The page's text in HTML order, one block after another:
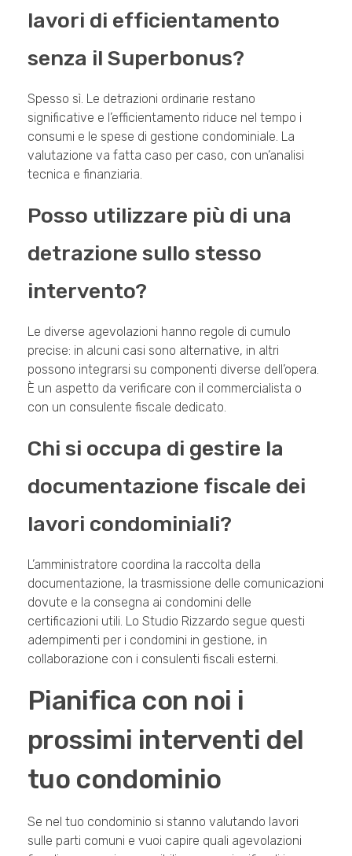
lavori di efficientamento
senza il Superbonus?
Spesso sì. Le detrazioni ordinarie restano
significative e l’efficientamento riduce nel tempo i
consumi e le spese di gestione condominiale. La
valutazione va fatta caso per caso, con un’analisi
tecnica e finanziaria.
Posso utilizzare più di una
detrazione sullo stesso
intervento?
Le diverse agevolazioni hanno regole di cumulo
precise: in alcuni casi sono alternative, in altri
possono integrarsi su componenti diverse dell’opera.
È un aspetto da verificare con il commercialista o
con un consulente fiscale dedicato.
Chi si occupa di gestire la
documentazione fiscale dei
lavori condominiali?
L’amministratore coordina la raccolta della
documentazione, la trasmissione delle comunicazioni
dovute e la consegna ai condomini delle
certificazioni utili. Lo Studio Rizzardo segue questi
adempimenti per i condomini in gestione, in
collaborazione con i consulenti fiscali esterni.
Pianifica con noi i
prossimi interventi del
tuo condominio
Se nel tuo condominio si stanno valutando lavori
sulle parti comuni e vuoi capire quali agevolazioni